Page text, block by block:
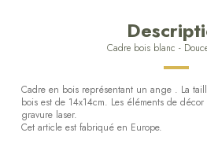
Cadre bois blanc -
Cadre en bois représentant un ange . La
bois est de 14x14cm. Les éléments de
gravure laser.
Cet article est fabriqué en Europe.